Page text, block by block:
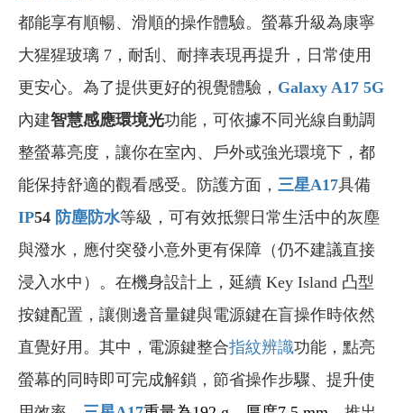
都能享有順暢、滑順的操作體驗。螢幕升級為康寧
大猩猩玻璃 7，耐刮、耐摔表現再提升，日常使用
更安心。為了提供更好的視覺體驗， Galaxy A17 5G
內建智慧感應環境光功能，可依據不同光線自動調
整螢幕亮度，讓你在室內、戶外或強光環境下，都
能保持舒適的觀看感受。防護方面， 三星A17具備
IP54 防塵防水等級，可有效抵禦日常生活中的灰塵
與潑水，應付突發小意外更有保障（仍不建議直接
浸入水中）。在機身設計上，延續 Key Island 凸型
按鍵配置，讓側邊音量鍵與電源鍵在盲操作時依然
直覺好用。其中，電源鍵整合指紋辨識功能，點亮
螢幕的同時即可完成解鎖，節省操作步驟、提升使